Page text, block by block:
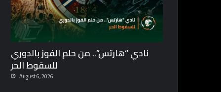
نادي “هارتس”.. من حلم الفوز بالدوري
للسقوط الحر
August 6, 2026